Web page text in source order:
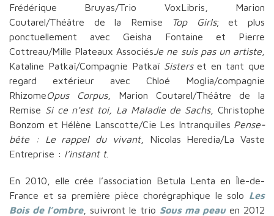
Frédérique Bruyas/Trio VoxLibris, Marion
Coutarel/Théâtre de la Remise
Top Girls; et plus
ponctuellement avec Geisha Fontaine et Pierre
Cottreau/Mille Plateaux AssociésJe ne suis pas un artiste,
Kataline Patkaï/Compagnie Patkaï Sisterset en tant que
regard extérieur avec Chloé Moglia/compagnie
RhizomeOpus Corpus, Marion Coutarel/Théâtre de la
Remise Si ce n’est toi, La Maladie de Sachs, Christophe
Bonzom et Hélène Lanscotte/Cie Les Intranquilles Pense-
bête : Le rappel du vivant, Nicolas Heredia/La Vaste
Entreprise : l’instant t.
En 2010, elle crée l’association Betula Lenta en Île-de-
France et sa première pièce chorégraphique le solo Les
Bois de l’ombre, suivront le trio Sous ma peauen 2012